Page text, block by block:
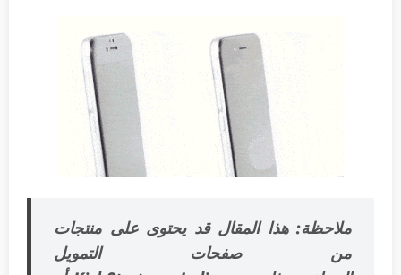
ملاحظة: هذا المقال قد يحتوى على منتجات
من صفحات التمويل